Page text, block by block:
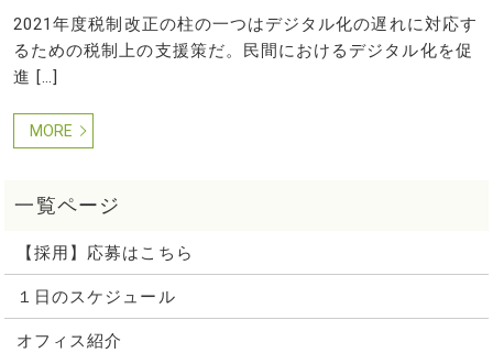
2021年度税制改正の柱の一つはデジタル化の遅れに対応す
るための税制上の支援策だ。民間におけるデジタル化を促
進 […]
MORE
【採用】応募はこちら
１日のスケジュール
オフィス紹介